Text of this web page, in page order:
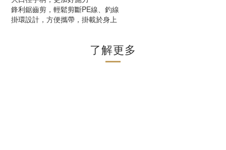
鋒利鋸齒剪，輕鬆剪斷PE線、釣線
掛環設計，方便攜帶，掛載於身上
了解更多